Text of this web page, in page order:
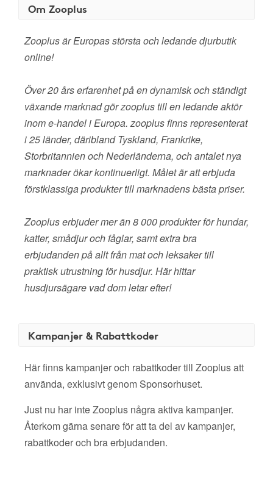
Om Zooplus
Zooplus är Europas största och ledande djurbutik
online!
Över 20 års erfarenhet på en dynamisk och ständigt
växande marknad gör zooplus till en ledande aktör
inom e-handel i Europa. zooplus finns representerat
i 25 länder, däribland Tyskland, Frankrike,
Storbritannien och Nederländerna, och antalet nya
marknader ökar kontinuerligt. Målet är att erbjuda
förstklassiga produkter till marknadens bästa priser.
Zooplus erbjuder mer än 8 000 produkter för hundar,
katter, smådjur och fåglar, samt extra bra
erbjudanden på allt från mat och leksaker till
praktisk utrustning för husdjur. Här hittar
husdjursägare vad dom letar efter!
Kampanjer & Rabattkoder
Här finns kampanjer och rabattkoder till Zooplus att
använda, exklusivt genom Sponsorhuset.
Just nu har inte Zooplus några aktiva kampanjer.
Återkom gärna senare för att ta del av kampanjer,
rabattkoder och bra erbjudanden.